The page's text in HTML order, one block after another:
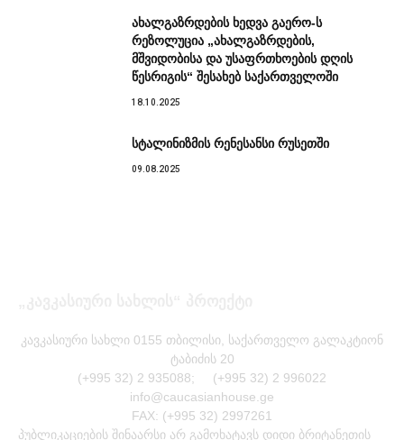
ახალგაზრდების ხედვა გაერო-ს
რეზოლუცია „ახალგაზრდების,
მშვიდობისა და უსაფრთხოების დღის
წესრიგის“ შესახებ საქართველოში
18.10.2025
სტალინიზმის რენესანსი რუსეთში
09.08.2025
კავკასიური სახლი 0155 თბილისი, საქართველო გალაკტიონ
ტაბიძის 20
(+995 32) 2 935088; (+995 32) 2 996022
info@caucasianhouse.ge
FAX: (+995 32) 2997261
პუბლიკაციების შინაარსი არ გამოხატავს დიდი ბრიტანეთის